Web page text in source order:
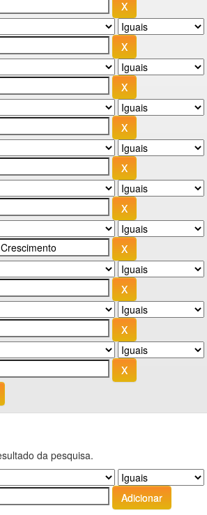
da pesquisa.